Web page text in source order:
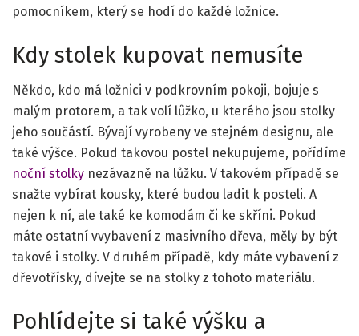
pomocníkem, který se hodí do každé ložnice.
Kdy stolek kupovat nemusíte
Někdo, kdo má ložnici v podkrovním pokoji, bojuje s
malým protorem, a tak volí lůžko, u kterého jsou stolky
jeho součástí. Bývají vyrobeny ve stejném designu, ale
také výšce. Pokud takovou postel nekupujeme, pořídíme
noční stolky nezávazně na lůžku. V takovém případě se
snažte vybírat kousky, které budou ladit k posteli. A
nejen k ní, ale také ke komodám či ke skříni. Pokud
máte ostatní vvybavení z masivního dřeva, měly by být
takové i stolky. V druhém případě, kdy máte vybavení z
dřevotřísky, dívejte se na stolky z tohoto materiálu.
Pohlídejte si také výšku a